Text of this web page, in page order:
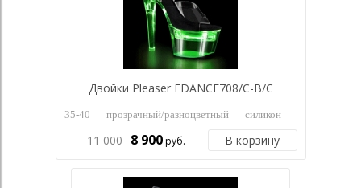
Двойки Pleaser FDANCE708/C-B/C
35-40 прозрачный/разноцветный силикон
11 000 8 900руб. В корзину